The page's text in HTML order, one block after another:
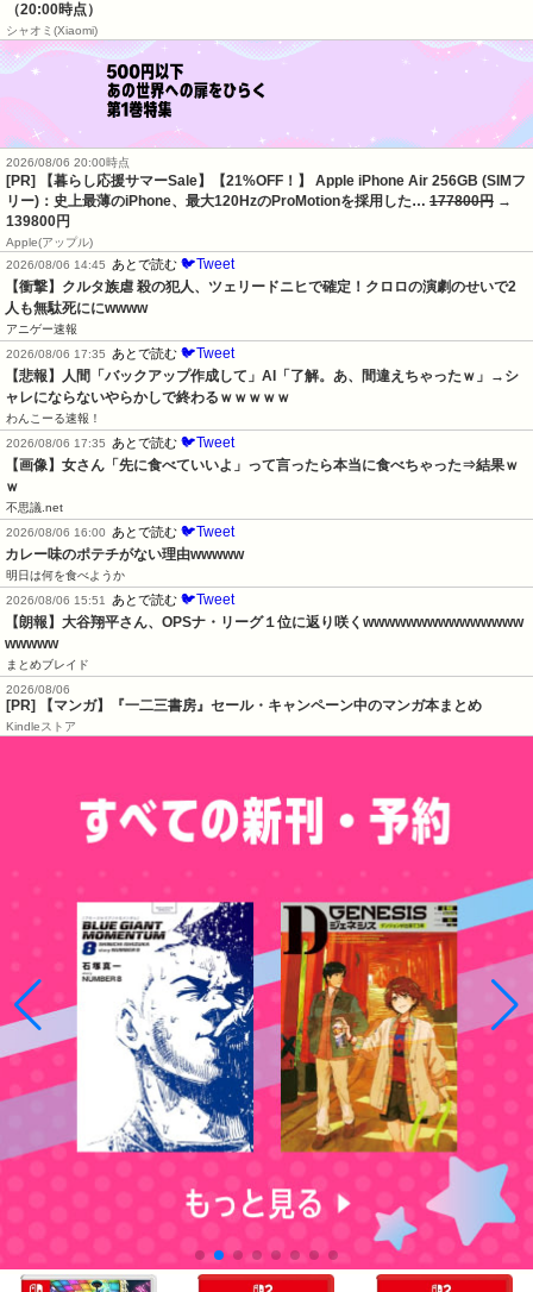
（20:00時点）
シャオミ(Xiaomi)
2026/08/06 20:00時点
[PR] 【暮らし応援サマーSale】【21%OFF！】 Apple iPhone Air 256GB (SIMフ
リー)：史上最薄のiPhone、最大120HzのProMotionを採用した… 177800円 →
139800円
Apple(アップル)
2026/08/06 14:45
あとで読む 🐦Tweet
【衝撃】クルタ族虐 殺の犯人、ツェリードニヒで確定！クロロの演劇のせいで2
人も無駄死ににwwww
アニゲー速報
2026/08/06 17:35
あとで読む 🐦Tweet
【悲報】人間「バックアップ作成して」AI「了解。あ、間違えちゃったｗ」→シ
ャレにならないやらかしで終わるｗｗｗｗｗ
わんこーる速報！
2026/08/06 17:35
あとで読む 🐦Tweet
【画像】女さん「先に食べていいよ」って言ったら本当に食べちゃった⇒結果ｗ
ｗ
不思議.net
2026/08/06 16:00
あとで読む 🐦Tweet
カレー味のポテチがない理由wwwww
明日は何を食べようか
2026/08/06 15:51
あとで読む 🐦Tweet
【朗報】大谷翔平さん、OPSナ・リーグ１位に返り咲くwwwwwwwwwwwwwww
wwwww
まとめブレイド
2026/08/06
[PR] 【マンガ】『一二三書房』セール・キャンペーン中のマンガ本まとめ
Kindleストア